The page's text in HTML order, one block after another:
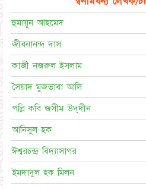
হুমায়ূন আহমেদ
জীবনানন্দ দাস
কাজী নজরুল ইসলাম
সৈয়াদ মুজতাবা আলি
পল্লি কবি জসীম উদ্‌দীন
আনিসুল হক
ঈশ্বরচন্দ্র বিদ্যাসাগর
ইমদাদুল হক মিলন